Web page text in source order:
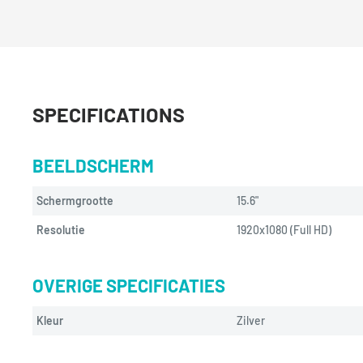
SPECIFICATIONS
BEELDSCHERM
Schermgrootte 15.6"
Resolutie 1920x1080 (Full HD)
OVERIGE SPECIFICATIES
Kleur Zilver